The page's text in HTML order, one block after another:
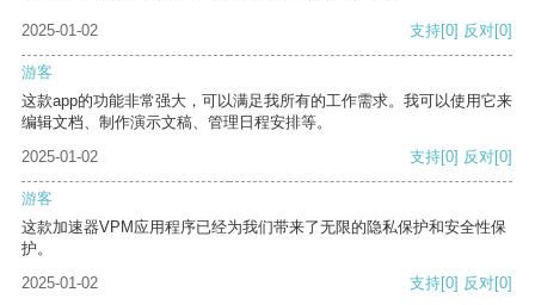
2025-01-02 支持[0] 反对[0]
游客
这款app的功能非常强大，可以满足我所有的工作需求。我可以使用它来
编辑文档、制作演示文稿、管理日程安排等。
2025-01-02
支持[0] 反对[0]
游客
这款加速器VPM应用程序已经为我们带来了无限的隐私保护和安全性保
护。
2025-01-02
支持[0] 反对[0]